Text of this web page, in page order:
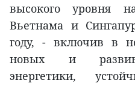
высокого уровня
Вьетнама и
году, - включив в
новых и
энергетики,